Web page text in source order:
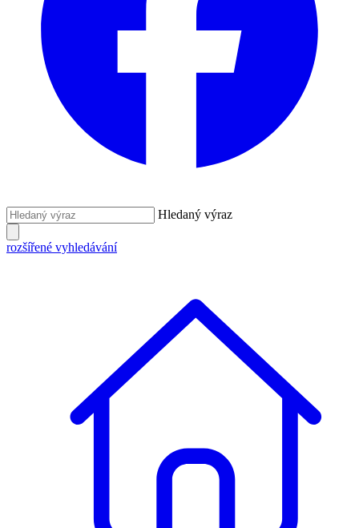
Hledaný výraz
rozšířené vyhledávání